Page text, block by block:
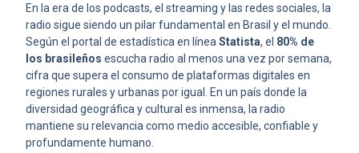
En la era de los podcasts, el streaming y las redes sociales, la
radio sigue siendo un pilar fundamental en Brasil y el mundo.
Según el portal de estadística en líneaStatista, el 80% de
los brasileños escucha radio al menos una vez por semana,
cifra que supera el consumo de plataformas digitales en
regiones rurales y urbanas por igual. En un país donde la
diversidad geográfica y cultural es inmensa, la radio
mantiene su relevancia como medio accesible, confiable y
profundamente humano.